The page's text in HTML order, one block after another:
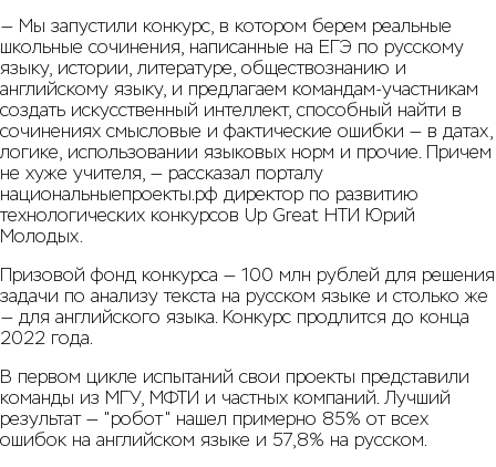
— Мы запустили конкурс, в котором берем реальные
школьные сочинения, написанные на ЕГЭ по русскому
языку, истории, литературе, обществознанию и
английскому языку, и предлагаем командам-участникам
создать искусственный интеллект, способный найти в
сочинениях смысловые и фактические ошибки — в датах,
логике, использовании языковых норм и прочие. Причем
не хуже учителя, — рассказал порталу
национальныепроекты.рф директор по развитию
технологических конкурсов Up Great НТИ Юрий
Молодых.
Призовой фонд конкурса — 100 млн рублей для решения
задачи по анализу текста на русском языке и столько же
— для английского языка. Конкурс продлится до конца
2022 года.
В первом цикле испытаний свои проекты представили
команды из МГУ, МФТИ и частных компаний. Лучший
результат — "робот" нашел примерно 85% от всех
ошибок на английском языке и 57,8% на русском.